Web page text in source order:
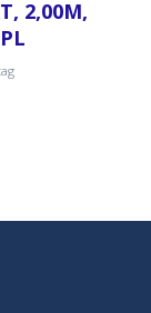
2,00M,